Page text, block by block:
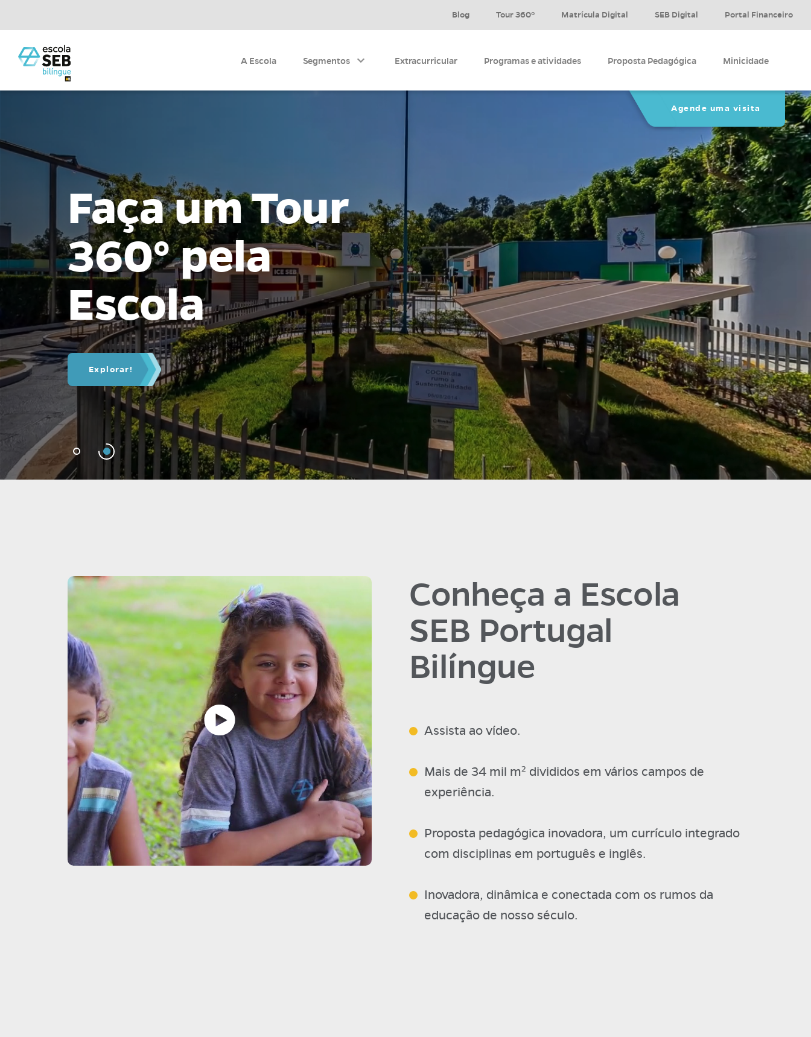
A Escola Segmentos Extracurricular Programas e atividades Proposta Pedagógica Minicidade
Blog Tour 360º Matrícula Digital SEB Digital Portal Financeiro
Agende uma visita
Faça um Tour
360° pela
Escola
Explorar!
Conheça a Escola
SEB Portugal
Bilíngue
Assista ao vídeo.
Mais de 34 mil m² divididos em vários campos de
experiência.
Proposta pedagógica inovadora, um currículo integrado
com disciplinas em português e inglês.
Inovadora, dinâmica e conectada com os rumos da
educação de nosso século.